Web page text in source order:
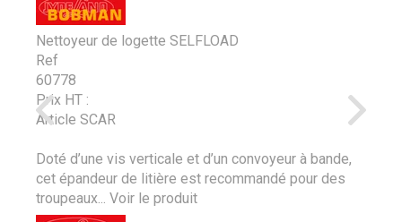
Nettoyeur de logette SELFLOAD
Ref
60778
Prix HT :
Article SCAR
Doté d’une vis verticale et d’un convoyeur à bande,
cet épandeur de litière est recommandé pour des
troupeaux...
Voir le produit